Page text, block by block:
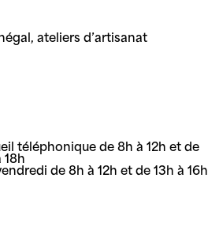
ateliers d’artisanat
téléphonique de 8h à 12h et de
18h
de 8h à 12h et de 13h à 16h